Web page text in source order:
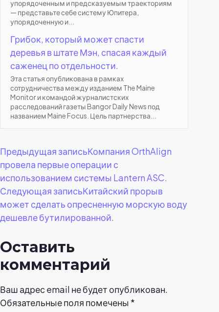
упорядоченным и предсказуемым траекториям
— представьте себе систему Юпитера,
упорядоченную и...
Грибок, который может спасти
деревья в штате Мэн, спасая каждый
саженец по отдельности.
Эта статья опубликована в рамках
сотрудничества между изданием The Maine
Monitor и командой журналистских
расследований газеты Bangor Daily News под
названием Maine Focus. Цель партнерства...
Навигация
по
записям
Предыдущая записьКомпания OrthAlign
провела первые операции с
использованием системы Lantern ASC.
Следующая записьКитайский прорыв
может сделать опресненную морскую воду
дешевле бутилированной.
Оставить
комментарий
Ваш адрес email не будет опубликован.
Обязательные поля помечены *